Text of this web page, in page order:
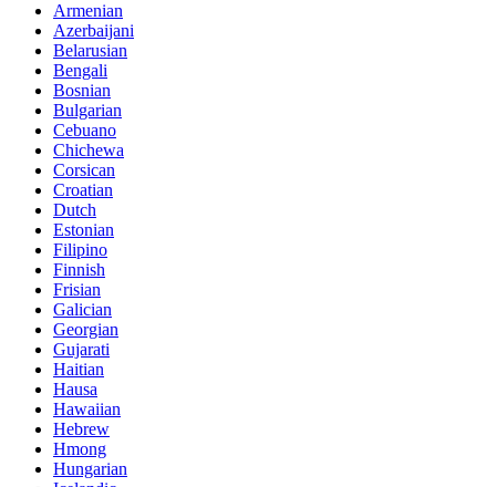
Armenian
Azerbaijani
Belarusian
Bengali
Bosnian
Bulgarian
Cebuano
Chichewa
Corsican
Croatian
Dutch
Estonian
Filipino
Finnish
Frisian
Galician
Georgian
Gujarati
Haitian
Hausa
Hawaiian
Hebrew
Hmong
Hungarian